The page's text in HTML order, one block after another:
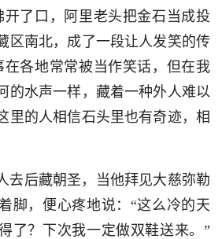
开了口，阿里老头把金石当成投
区南北，成了一段让人发笑的传
在各地常常被当作笑话，但在我
的水声一样，藏着一种外人难以
里的人相信石头里也有奇迹，相
去后藏朝圣，当他拜见大慈弥勒
脚，便心疼地说：“这么冷的天
了？下次我一定做双鞋送来。”